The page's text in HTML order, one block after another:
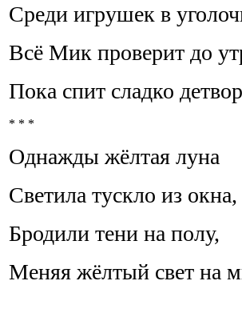
Среди игрушек в
Всё Мик проверит до
Пока спит сладко
* * *
Однажды жёлтая луна
Светила тускло из окна,
Бродили тени на полу,
Меняя жёлтый свет на